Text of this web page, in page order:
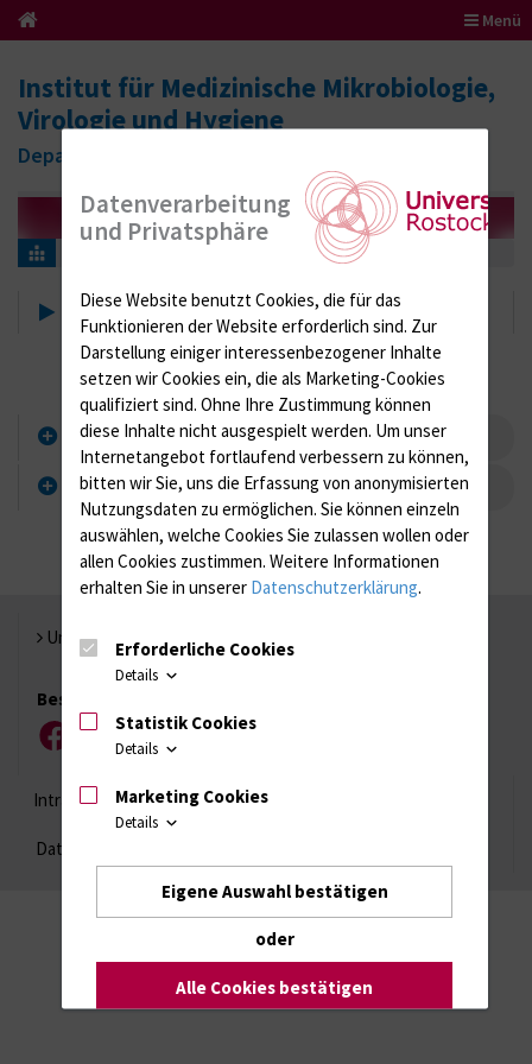
Menü
Institut für Medizinische Mikrobiologie,
Virologie und Hygiene
Department für Medizinische Labordiagnostik
Hygienefachkräfte blind_UNZ_ZR
blind_UNZ_ZR
Angiographie
Röntgen/Sonographie
Universität Rostock
Besuchen Sie uns
FacebookInstagram
YouTube
Intranet Login (für Studenten)
Datenschutzhinweise
Datenverarbeitung
und Privatsphäre
Diese Website benutzt Cookies, die für das
Funktionieren der Website erforderlich sind. Zur
Darstellung einiger interessenbezogener Inhalte
setzen wir Cookies ein, die als Marketing-Cookies
qualifiziert sind. Ohne Ihre Zustimmung können
diese Inhalte nicht ausgespielt werden. Um unser
Internetangebot fortlaufend verbessern zu können,
bitten wir Sie, uns die Erfassung von anonymisierten
Nutzungsdaten zu ermöglichen. Sie können einzeln
auswählen, welche Cookies Sie zulassen wollen oder
allen Cookies zustimmen. Weitere Informationen
erhalten Sie in unserer Datenschutzerklärung.
Erforderliche Cookies
Details
Statistik Cookies
Details
Marketing Cookies
Details
Eigene Auswahl bestätigen
oder
Alle Cookies bestätigen